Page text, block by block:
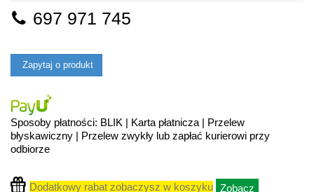
697 971 745
Zapytaj o produkt
Sposoby płatności: BLIK | Karta płatnicza | Przelew
błyskawiczny | Przelew zwykły lub zapłać kurierowi przy
odbiorze
Dodatkowy rabat zobaczysz w koszyku Zobacz